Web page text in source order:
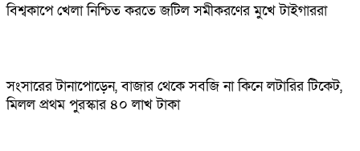
বিশ্বকাপে খেলা নিশ্চিত করতে জটিল সমীকরণের মুখে টাইগাররা
সংসারের টানাপোড়েন, বাজার থেকে সবজি না কিনে লটারির টিকেট,
মিলল প্রথম পুরস্কার ৪০ লাখ টাকা